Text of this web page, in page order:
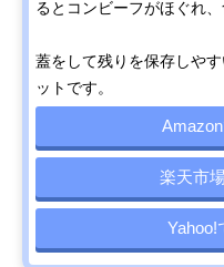
るとコンビーフがほぐれ、
蓋をして残りを保存しや
ットです。
Amazon
楽天市
Yahoo!